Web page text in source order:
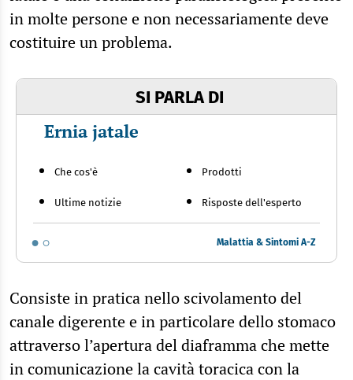
in molte persone e non necessariamente deve
costituire un problema.
SI PARLA DI
Ernia jatale
Che cos'è
Ultime notizie
Prodotti
Risposte dell'esperto
Malattia & Sintomi A-Z
Consiste in pratica nello scivolamento del
canale digerente e in particolare dello stomaco
attraverso l’apertura del diaframma che mette
in comunicazione la cavità toracica con la